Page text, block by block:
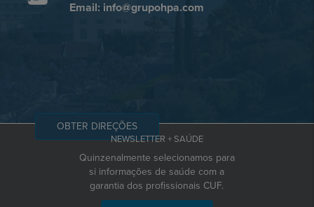
Email: info@grupohpa.com
OBTER DIREÇÕES
NEWSLETTER + SAÚDE
Quinzenalmente selecionamos para
si informações de saúde com a
garantia dos profissionais CUF.